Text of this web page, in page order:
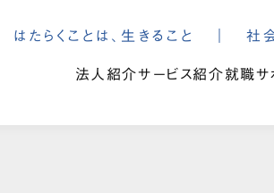
はたらくことは、生きること ｜ 社
法人紹介サービス紹介就職サ